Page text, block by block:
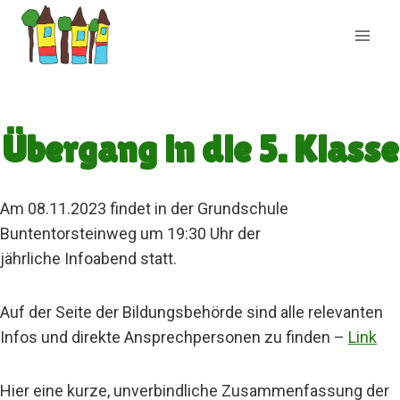
Zum
Inhalt
springen
Übergang in die 5. Klasse
Am 08.11.2023 findet in der Grundschule
Buntentorsteinweg um 19:30 Uhr der
jährliche Infoabend statt.
Auf der Seite der Bildungsbehörde sind alle relevanten
Infos und direkte Ansprechpersonen zu finden – Link
Hier eine kurze, unverbindliche Zusammenfassung der